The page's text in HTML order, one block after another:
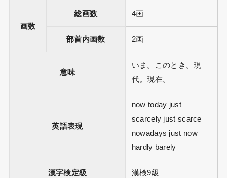
画数
総画数 4画
部首内画数 2画
意味
いま。このとき。現
代。現在。
英語表現
now today just
scarcely just scarce
nowadays just now
hardly barely
漢字検定級 漢検9級